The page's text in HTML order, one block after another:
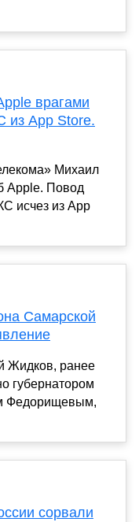
врагами
из App Store.
Михаил
Apple. Повод
исчез из App
Самарской
Жидков, ранее
губернатором
Федорищевым,
сорвали